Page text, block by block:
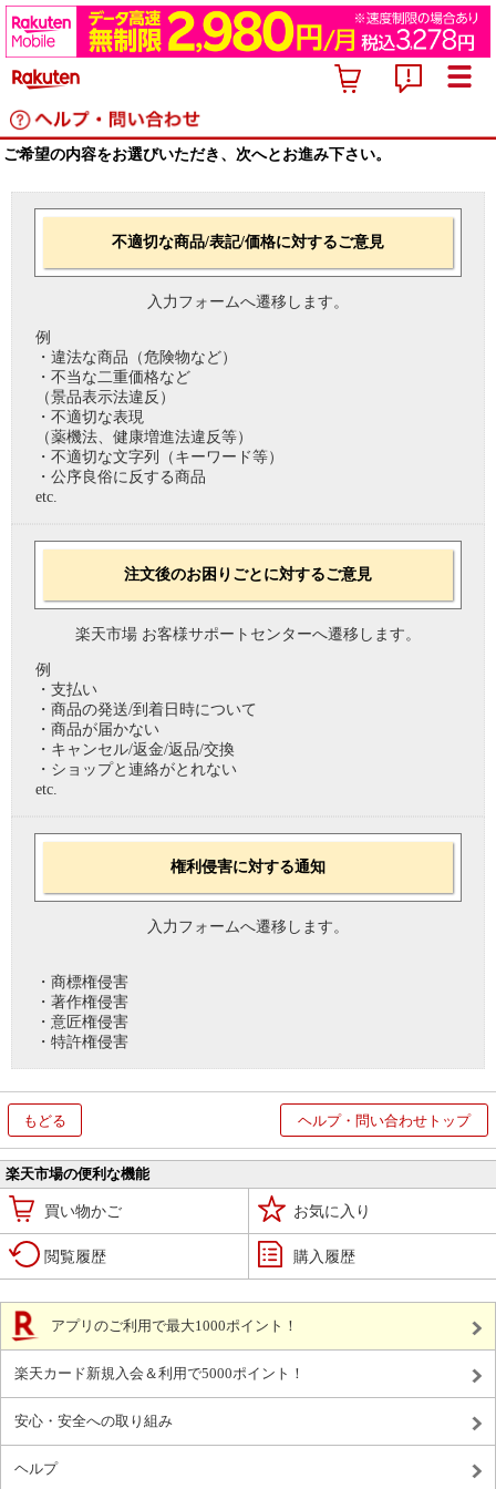
ご希望の内容をお選びいただき、次へとお進み下さい。
不適切な商品/表記/価格に対するご意見
入力フォームへ遷移します。
例
・違法な商品（危険物など）
・不当な二重価格など
（景品表示法違反）
・不適切な表現
（薬機法、健康増進法違反等）
・不適切な文字列（キーワード等）
・公序良俗に反する商品
etc.
注文後のお困りごとに対するご意見
楽天市場 お客様サポートセンターへ遷移します。
例
・支払い
・商品の発送/到着日時について
・商品が届かない
・キャンセル/返金/返品/交換
・ショップと連絡がとれない
etc.
権利侵害に対する通知
入力フォームへ遷移します。
・商標権侵害
・著作権侵害
・意匠権侵害
・特許権侵害
もどる ヘルプ・問い合わせトップ
楽天市場の便利な機能
買い物かご お気に入り
閲覧履歴 購入履歴
アプリのご利用で最大1000ポイント！
楽天カード新規入会＆利用で5000ポイント！
安心・安全への取り組み
ヘルプ